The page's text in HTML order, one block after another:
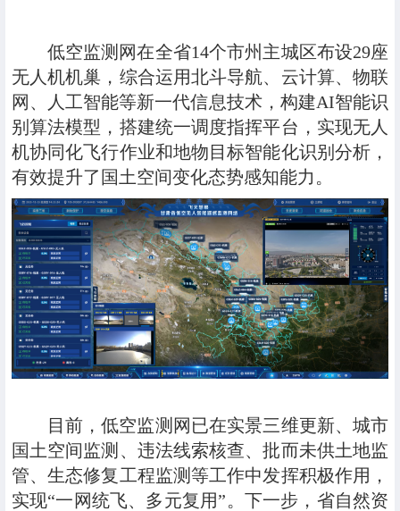
低空监测网在全省14个市州主城区布设29座
无人机机巢，综合运用北斗导航、云计算、物联
网、人工智能等新一代信息技术，构建AI智能识
别算法模型，搭建统一调度指挥平台，实现无人
机协同化飞行作业和地物目标智能化识别分析，
有效提升了国土空间变化态势感知能力。
目前，低空监测网已在实景三维更新、城市
国土空间监测、违法线索核查、批而未供土地监
管、生态修复工程监测等工作中发挥积极作用，
实现“一网统飞、多元复用”。下一步，省自然资